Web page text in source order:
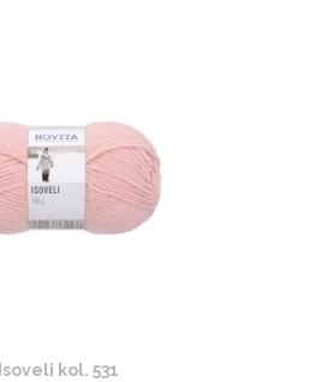
Isoveli kol. 531